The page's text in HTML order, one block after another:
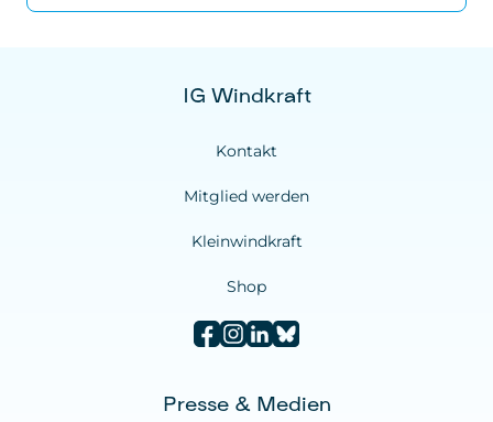
IG Windkraft
Kontakt
Mitglied werden
Kleinwindkraft
Shop
Presse & Medien